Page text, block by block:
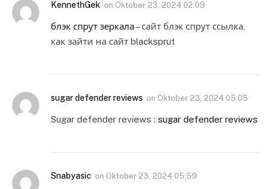
KennethGek on Oktober 23, 2024 02:09
блэк спрут зеркала– сайт блэк спрут ссылка,
как зайти на сайт blacksprut
sugar defender reviews on Oktober 23, 2024 05:05
Sugar defender reviews : sugar defender reviews
Snabyasic on Oktober 23, 2024 05:59